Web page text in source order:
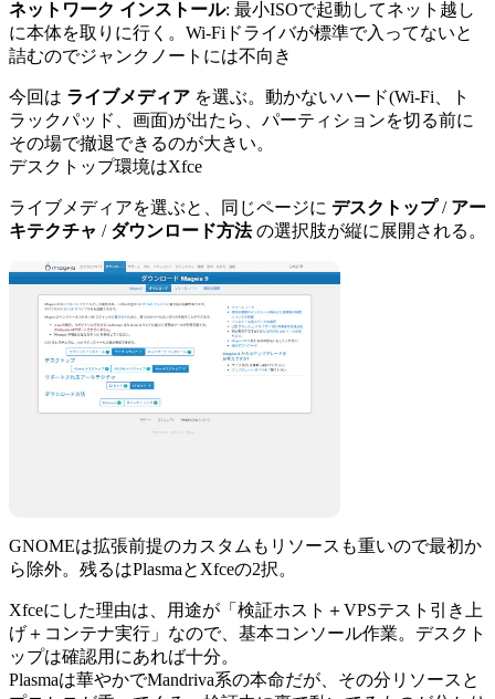
ネットワーク インストール: 最小ISOで起動してネット越し
に本体を取りに行く。Wi-Fiドライバが標準で入ってないと
詰むのでジャンクノートには不向き
今回は ライブメディア を選ぶ。動かないハード(Wi-Fi、ト
ラックパッド、画面)が出たら、パーティションを切る前に
その場で撤退できるのが大きい。
デスクトップ環境はXfce
ライブメディアを選ぶと、同じページに デスクトップ/ アー
キテクチャ / ダウンロード方法の選択肢が縦に展開される。
GNOMEは拡張前提のカスタムもリソースも重いので最初か
ら除外。残るはPlasmaとXfceの2択。
Xfceにした理由は、用途が「検証ホスト＋VPSテスト引き上
げ＋コンテナ実行」なので、基本コンソール作業。デスクト
ップは確認用にあれば十分。
Plasmaは華やかでMandriva系の本命だが、その分リソースと